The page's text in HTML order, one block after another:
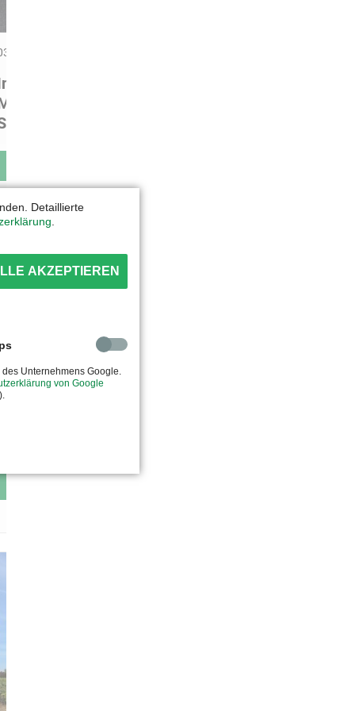
Vorstand Steffen
und Landrat Martin
- Teil 1
Detaillierte
AKZEPTIEREN
des Unternehmens Google.
von Google